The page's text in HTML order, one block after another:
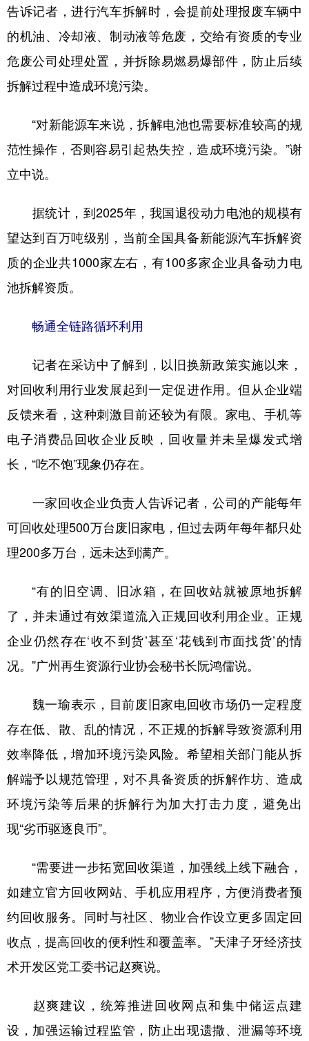
告诉记者，进行汽车拆解时，会提前处理报废车辆中
的机油、冷却液、制动液等危废，交给有资质的专业
危废公司处理处置，并拆除易燃易爆部件，防止后续
拆解过程中造成环境污染。
“对新能源车来说，拆解电池也需要标准较高的规
范性操作，否则容易引起热失控，造成环境污染。”谢
立中说。
据统计，到2025年，我国退役动力电池的规模有
望达到百万吨级别，当前全国具备新能源汽车拆解资
质的企业共1000家左右，有100多家企业具备动力电
池拆解资质。
畅通全链路循环利用
记者在采访中了解到，以旧换新政策实施以来，
对回收利用行业发展起到一定促进作用。但从企业端
反馈来看，这种刺激目前还较为有限。家电、手机等
电子消费品回收企业反映，回收量并未呈爆发式增
长，“吃不饱”现象仍存在。
一家回收企业负责人告诉记者，公司的产能每年
可回收处理500万台废旧家电，但过去两年每年都只处
理200多万台，远未达到满产。
“有的旧空调、旧冰箱，在回收站就被原地拆解
了，并未通过有效渠道流入正规回收利用企业。正规
企业仍然存在‘收不到货’甚至‘花钱到市面找货’的情
况。”广州再生资源行业协会秘书长阮鸿儒说。
魏一瑜表示，目前废旧家电回收市场仍一定程度
存在低、散、乱的情况，不正规的拆解导致资源利用
效率降低，增加环境污染风险。希望相关部门能从拆
解端予以规范管理，对不具备资质的拆解作坊、造成
环境污染等后果的拆解行为加大打击力度，避免出
现“劣币驱逐良币”。
“需要进一步拓宽回收渠道，加强线上线下融合，
如建立官方回收网站、手机应用程序，方便消费者预
约回收服务。同时与社区、物业合作设立更多固定回
收点，提高回收的便利性和覆盖率。”天津子牙经济技
术开发区党工委书记赵爽说。
赵爽建议，统筹推进回收网点和集中储运点建
设，加强运输过程监管，防止出现遗撒、泄漏等环境